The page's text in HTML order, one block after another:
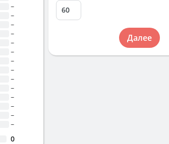
~
~
~
~
~
~
~
~
~
~
~
~
~
~
0
Далее